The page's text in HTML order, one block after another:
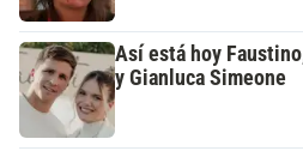
Así está hoy
y Gianluca Simeone